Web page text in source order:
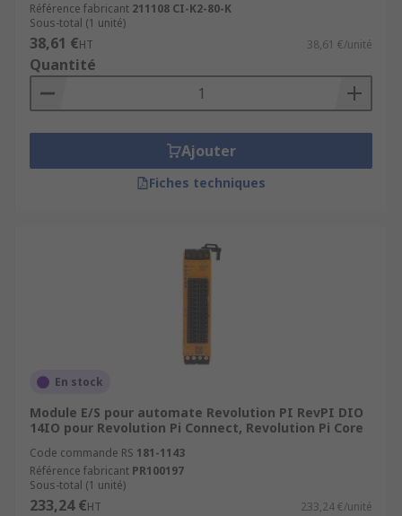
Référence fabricant 211108 CI-K2-80-K
Sous-total (1 unité)
38,61 €HT 38,61 €/unité
Quantité
Ajouter
Fiches techniques
En stock
Module E/S pour automate Revolution PI RevPI DIO
14IO pour Revolution Pi Connect, Revolution Pi Core
Code commande RS 181-1143
Référence fabricant PR100197
Sous-total (1 unité)
233,24 €HT 233,24 €/unité